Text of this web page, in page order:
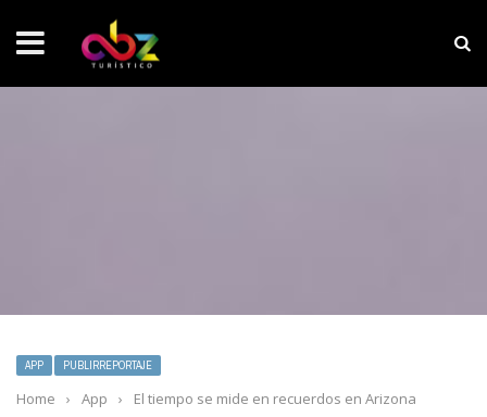
NOTICIAS SOBRESALIENTES
APP PUBLIRREPORTAJE
Home › App › El tiempo se mide en recuerdos en Arizona